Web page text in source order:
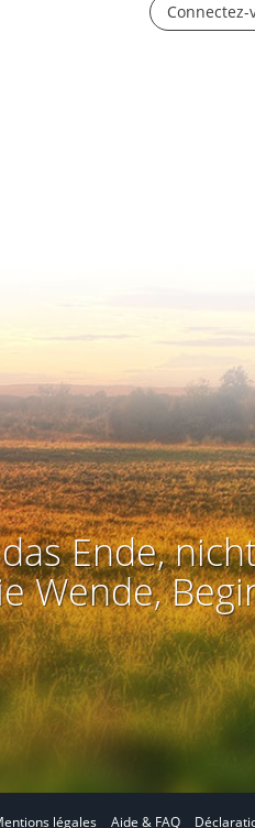
Ende,
Wende,
légales
Aide & FAQ